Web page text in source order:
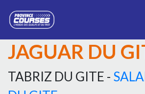
JAGUAR DU
TABRIZ DU GITE -